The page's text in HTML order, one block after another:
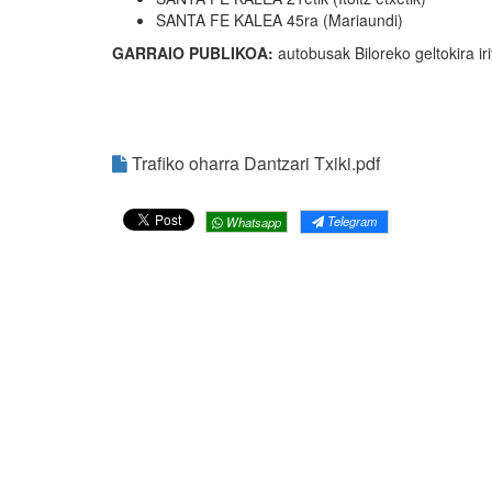
SANTA FE KALEA 45ra (Mariaundi)
GARRAIO PUBLIKOA: autobusak Biloreko geltokira
Trafiko oharra Dantzari Txiki.pdf
Whatsapp Telegram